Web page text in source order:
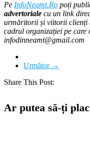
Pe InfoNeamt.Ro poți
advertoriale cu un link
urmăritorii și viitorii clienți
cadrul organizației pe care
infodinneamt@gmail.com
Următor →
Share This Post:
Ar putea să-ți